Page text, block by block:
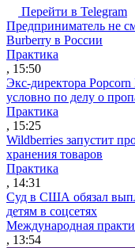
Перейти в Telegram
Предприниматель не
Burberry в России
Практика
, 15:50
Экс-директора
условно по делу о
Практика
, 15:25
Wildberries запустит
хранения товаров
Практика
, 14:31
Суд в США обязал
детям в соцсетях
Международная
, 13:54